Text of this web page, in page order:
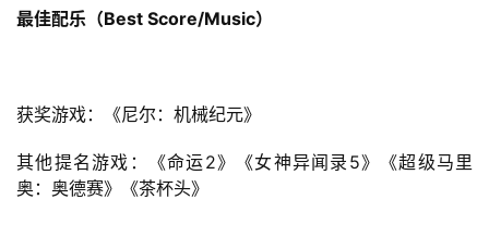
最佳配乐（Best Score/Music）
获奖游戏：《尼尔：机械纪元》
其他提名游戏：《命运2》《女神异闻录5》《超级马里
奥：奥德赛》《茶杯头》